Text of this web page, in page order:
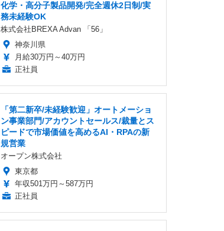
化学・高分子製品開発/完全週休2日制/実
務未経験OK
株式会社BREXA Advan 「56」
神奈川県
月給30万円～40万円
正社員
「第二新卒/未経験歓迎」オートメーショ
ン事業部門/アカウントセールス/裁量とス
ピードで市場価値を高めるAI・RPAの新
規営業
オープン株式会社
東京都
年収501万円～587万円
正社員